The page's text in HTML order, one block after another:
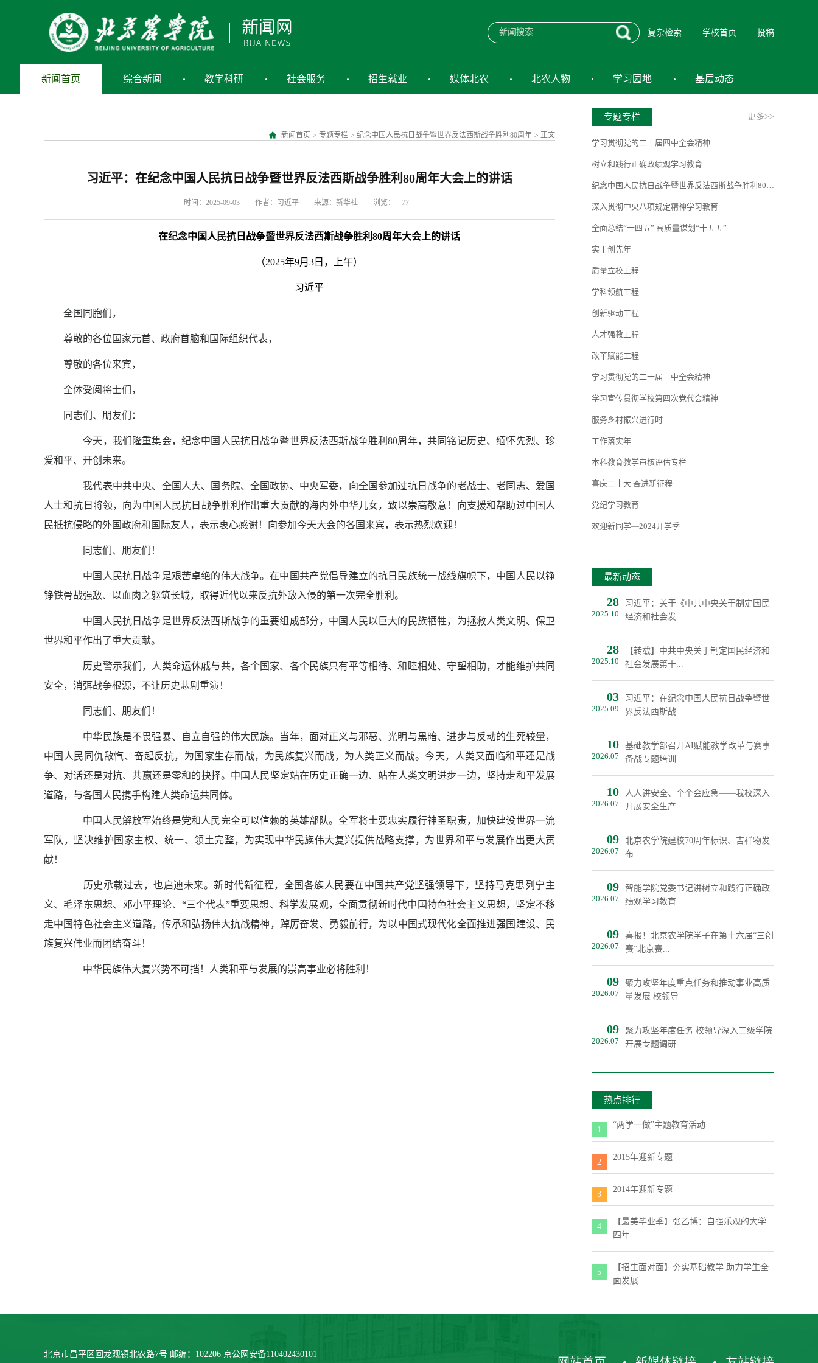
复杂检索 学校首页 投稿
新闻首页 综合新闻 教学科研 社会服务 招生就业 媒体北农 北农人物 学习园地 基层动态
新闻首页 > 专题专栏 > 纪念中国人民抗日战争暨世界反法西斯战争胜利80周年 > 正文
习近平：在纪念中国人民抗日战争暨世界反法西斯战争胜利80周年大会上的讲话
时间：2025-09-03 作者：习近平 来源：新华社 浏览： 77
在纪念中国人民抗日战争暨世界反法西斯战争胜利80周年大会上的讲话
（2025年9月3日，上午）
习近平
全国同胞们，
尊敬的各位国家元首、政府首脑和国际组织代表，
尊敬的各位来宾，
全体受阅将士们，
同志们、朋友们：
今天，我们隆重集会，纪念中国人民抗日战争暨世界反法西斯战争胜利80周年，共同铭记历史、缅怀先烈、珍
爱和平、开创未来。
我代表中共中央、全国人大、国务院、全国政协、中央军委，向全国参加过抗日战争的老战士、老同志、爱国
人士和抗日将领，向为中国人民抗日战争胜利作出重大贡献的海内外中华儿女，致以崇高敬意！向支援和帮助过中国人
民抵抗侵略的外国政府和国际友人，表示衷心感谢！向参加今天大会的各国来宾，表示热烈欢迎！
同志们、朋友们！
中国人民抗日战争是艰苦卓绝的伟大战争。在中国共产党倡导建立的抗日民族统一战线旗帜下，中国人民以铮
铮铁骨战强敌、以血肉之躯筑长城，取得近代以来反抗外敌入侵的第一次完全胜利。
中国人民抗日战争是世界反法西斯战争的重要组成部分，中国人民以巨大的民族牺牲，为拯救人类文明、保卫
世界和平作出了重大贡献。
历史警示我们，人类命运休戚与共，各个国家、各个民族只有平等相待、和睦相处、守望相助，才能维护共同
安全，消弭战争根源，不让历史悲剧重演！
同志们、朋友们！
中华民族是不畏强暴、自立自强的伟大民族。当年，面对正义与邪恶、光明与黑暗、进步与反动的生死较量，
中国人民同仇敌忾、奋起反抗，为国家生存而战，为民族复兴而战，为人类正义而战。今天，人类又面临和平还是战
争、对话还是对抗、共赢还是零和的抉择。中国人民坚定站在历史正确一边、站在人类文明进步一边，坚持走和平发展
道路，与各国人民携手构建人类命运共同体。
中国人民解放军始终是党和人民完全可以信赖的英雄部队。全军将士要忠实履行神圣职责，加快建设世界一流
军队，坚决维护国家主权、统一、领土完整，为实现中华民族伟大复兴提供战略支撑，为世界和平与发展作出更大贡
献！
历史承载过去，也启迪未来。新时代新征程，全国各族人民要在中国共产党坚强领导下，坚持马克思列宁主
义、毛泽东思想、邓小平理论、“三个代表”重要思想、科学发展观，全面贯彻新时代中国特色社会主义思想，坚定不移
走中国特色社会主义道路，传承和弘扬伟大抗战精神，踔厉奋发、勇毅前行，为以中国式现代化全面推进强国建设、民
族复兴伟业而团结奋斗！
中华民族伟大复兴势不可挡！人类和平与发展的崇高事业必将胜利！
专题专栏 更多>>
学习贯彻党的二十届四中全会精神
树立和践行正确政绩观学习教育
纪念中国人民抗日战争暨世界反法西斯战争胜利80周年
深入贯彻中央八项规定精神学习教育
全面总结“十四五” 高质量谋划“十五五”
实干创先年
质量立校工程
学科领航工程
创新驱动工程
人才强教工程
改革赋能工程
学习贯彻党的二十届三中全会精神
学习宣传贯彻学校第四次党代会精神
服务乡村振兴进行时
工作落实年
本科教育教学审核评估专栏
喜庆二十大 奋进新征程
党纪学习教育
欢迎新同学—2024开学季
最新动态
28
2025.10
习近平：关于《中共中央关于制定国民
经济和社会发...
28
2025.10
【转载】中共中央关于制定国民经济和
社会发展第十...
03
2025.09
习近平：在纪念中国人民抗日战争暨世
界反法西斯战...
10
2026.07
基础教学部召开AI赋能教学改革与赛事
备战专题培训
10
2026.07
人人讲安全、个个会应急——我校深入
开展安全生产...
09
2026.07
北京农学院建校70周年标识、吉祥物发
布
09
2026.07
智能学院党委书记讲树立和践行正确政
绩观学习教育...
09
2026.07
喜报！北京农学院学子在第十六届“三创
赛”北京赛...
09
2026.07
聚力攻坚年度重点任务和推动事业高质
量发展 校领导...
09
2026.07
聚力攻坚年度任务 校领导深入二级学院
开展专题调研
热点排行
1
“两学一做”主题教育活动
2
2015年迎新专题
3
2014年迎新专题
4
【最美毕业季】张乙博：自强乐观的大学
四年
5
【招生面对面】夯实基础教学 助力学生全
面发展——...
北京市昌平区回龙观镇北农路7号 邮编：102206 京公网安备110402430101